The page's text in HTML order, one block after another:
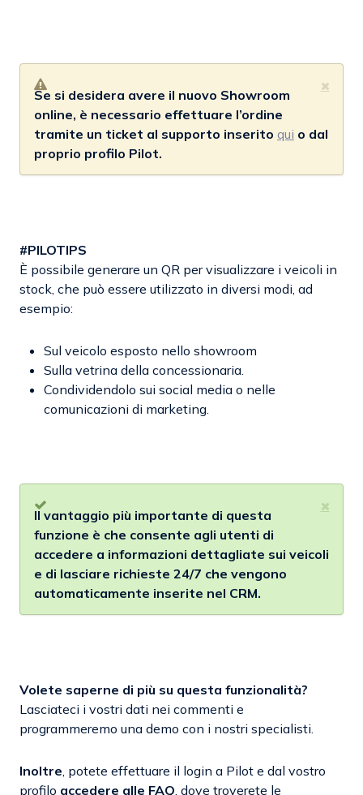
Se si desidera avere il nuovo Showroom
online, è necessario effettuare l’ordine
tramite un ticket al supporto inserito qui o dal
proprio profilo Pilot.
#PILOTIPS
È possibile generare un QR per visualizzare i veicoli in
stock, che può essere utilizzato in diversi modi, ad
esempio:
Sul veicolo esposto nello showroom
Sulla vetrina della concessionaria.
Condividendolo sui social media o nelle
comunicazioni di marketing.
Il vantaggio più importante di questa
funzione è che consente agli utenti di
accedere a informazioni dettagliate sui veicoli
e di lasciare richieste 24/7 che vengono
automaticamente inserite nel CRM.
Volete saperne di più su questa funzionalità?
Lasciateci i vostri dati nei commenti e
programmeremo una demo con i nostri specialisti.
Inoltre , potete effettuare il login a Pilot e dal vostro
profilo accedere alle FAQ , dove troverete le